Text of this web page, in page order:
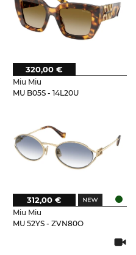
Miu Miu
MU B05S - 14L20U
320,00 €
Miu Miu
MU 52YS - ZVN80O
312,00 €